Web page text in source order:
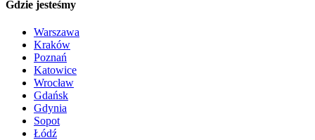
Gdzie jesteśmy
Warszawa
Kraków
Poznań
Katowice
Wrocław
Gdańsk
Gdynia
Sopot
Łódź